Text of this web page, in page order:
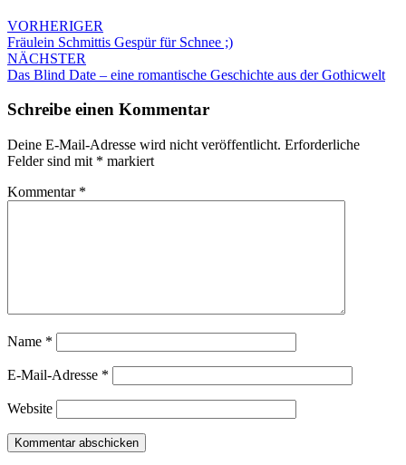
VORHERIGER
Fräulein Schmittis Gespür für Schnee ;)
NÄCHSTER
Das Blind Date – eine romantische Geschichte aus der Gothicwelt
Schreibe einen Kommentar
Deine E-Mail-Adresse wird nicht veröffentlicht. Erforderliche
Felder sind mit * markiert
Kommentar *
Name *
E-Mail-Adresse *
Website